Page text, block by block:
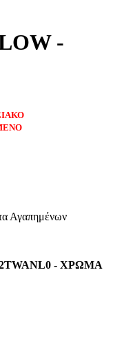
-
Αγαπημένων
- ΧΡΩΜΑ